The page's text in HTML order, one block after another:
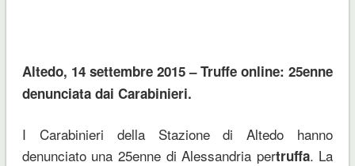
Altedo, 14 settembre 2015 – Truffe online: 25enne
denunciata dai Carabinieri.
I Carabinieri della Stazione di Altedo hanno
denunciato una 25enne di Alessandria pertruffa. La